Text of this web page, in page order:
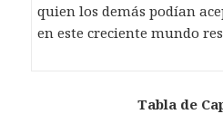
quien los demás podían
en este creciente mundo
Tabla de